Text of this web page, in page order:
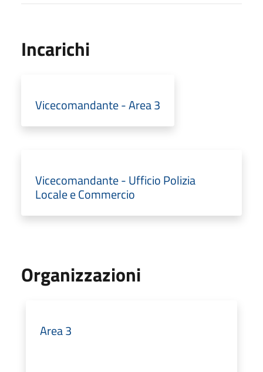
Incarichi
Vicecomandante - Area 3
Vicecomandante - Ufficio Polizia
Locale e Commercio
Organizzazioni
Area 3